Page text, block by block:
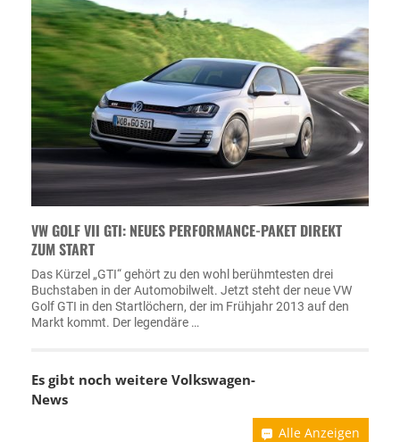
VW GOLF VII GTI: NEUES PERFORMANCE-PAKET DIREKT
ZUM START
Das Kürzel „GTI“ gehört zu den wohl berühmtesten drei
Buchstaben in der Automobilwelt. Jetzt steht der neue VW
Golf GTI in den Startlöchern, der im Frühjahr 2013 auf den
Markt kommt. Der legendäre …
Es gibt noch weitere Volkswagen-
News
Alle Anzeigen